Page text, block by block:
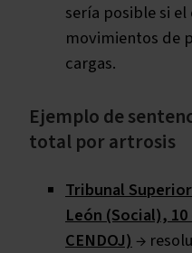
sería posible si
movimientos de
cargas.
Ejemplo de
total por artrosis
Tribunal
León (Social),
CENDOJ) →